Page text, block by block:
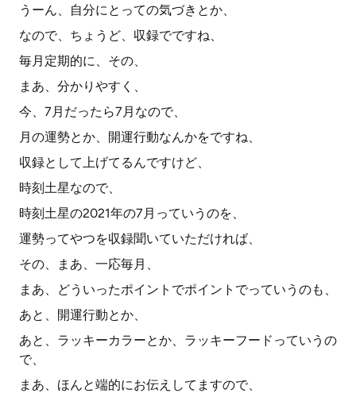
うーん、自分にとっての気づきとか、
なので、ちょうど、収録でですね、
毎月定期的に、その、
まあ、分かりやすく、
今、7月だったら7月なので、
月の運勢とか、開運行動なんかをですね、
収録として上げてるんですけど、
時刻土星なので、
時刻土星の2021年の7月っていうのを、
運勢ってやつを収録聞いていただければ、
その、まあ、一応毎月、
まあ、どういったポイントでポイントでっていうのも、
あと、開運行動とか、
あと、ラッキーカラーとか、ラッキーフードっていうの
で、
まあ、ほんと端的にお伝えしてますので、